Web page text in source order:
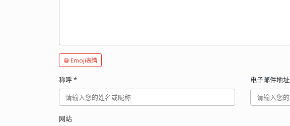
😀 Emoji表情
称呼* 电子邮件地址
网站